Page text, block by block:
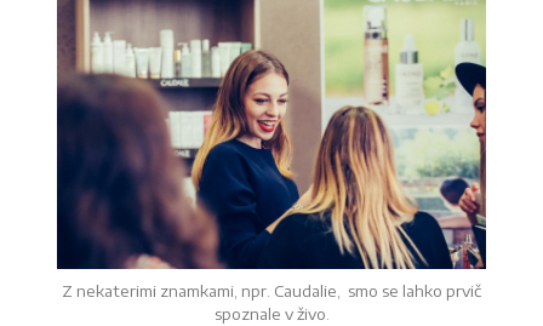
Z nekaterimi znamkami, npr. Caudalie, smo se lahko prvič
spoznale v živo.